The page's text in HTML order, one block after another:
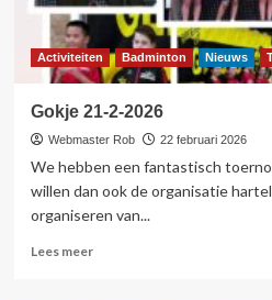
Activiteiten Badminton Nieuws
Gokje 21-2-2026
Webmaster Rob 22 februari 2026
We hebben een fantastisch
willen dan ook de organisatie
organiseren van...
Lees meerLees